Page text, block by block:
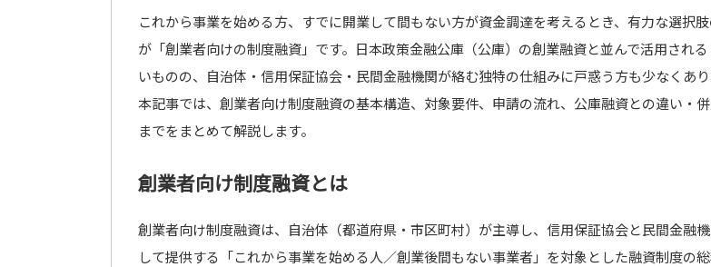
これから事業を始める方、すでに開業して間もない方が資金調達を考えるとき、有力な選択
が「創業者向けの制度融資」です。日本政策金融公庫（公庫）の創業融資と並んで活用され
いものの、自治体・信用保証協会・民間金融機関が絡む独特の仕組みに戸惑う方も少なくあり
本記事では、創業者向け制度融資の基本構造、対象要件、申請の流れ、公庫融資との違い・
までをまとめて解説します。
創業者向け制度融資とは
創業者向け制度融資は、自治体（都道府県・市区町村）が主導し、信用保証協会と民間金融
して提供する「これから事業を始める人／創業後間もない事業者」を対象とした融資制度の総